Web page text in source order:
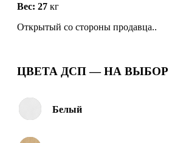
Вес: 27 кг
Открытый со стороны продавца..
ЦВЕТА ДСП — НА ВЫБОР
Белый